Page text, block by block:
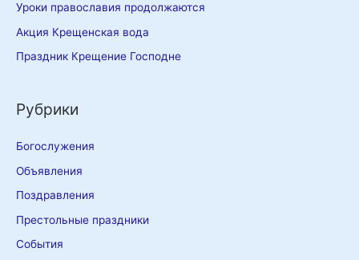
Уроки православия продолжаются
Акция Крещенская вода
Праздник Крещение Господне
Рубрики
Богослужения
Объявления
Поздравления
Престольные праздники
События